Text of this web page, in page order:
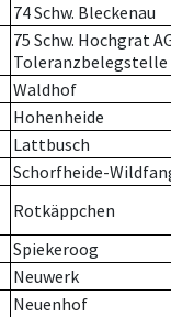
74 Schw. Bleckenau
75 Schw. Hochgrat
Toleranzbelegstelle
Waldhof
Hohenheide
Lattbusch
Schorfheide-
Rotkäppchen
Spiekeroog
Neuwerk
Neuenhof